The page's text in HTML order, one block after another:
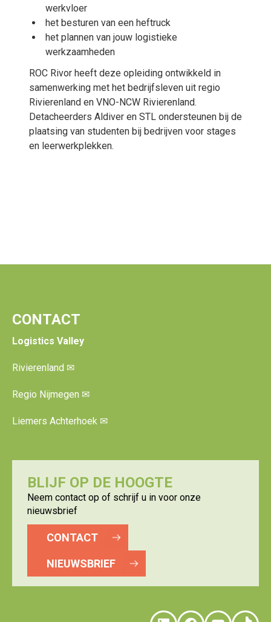
werkvloer
het besturen van een heftruck
het plannen van jouw logistieke
werkzaamheden
ROC Rivor heeft deze opleiding ontwikkeld in
samenwerking met het bedrijfsleven uit regio
Rivierenland en VNO-NCW Rivierenland.
Detacheerders Aldiver en STL ondersteunen bij de
plaatsing van studenten bij bedrijven voor stages
en leerwerkplekken.
CONTACT
Logistics Valley
Rivierenland ✉
Regio Nijmegen ✉
Liemers Achterhoek ✉
BLIJF OP DE HOOGTE
Neem contact op of schrijf u in voor onze
nieuwsbrief
CONTACT
NIEUWSBRIEF